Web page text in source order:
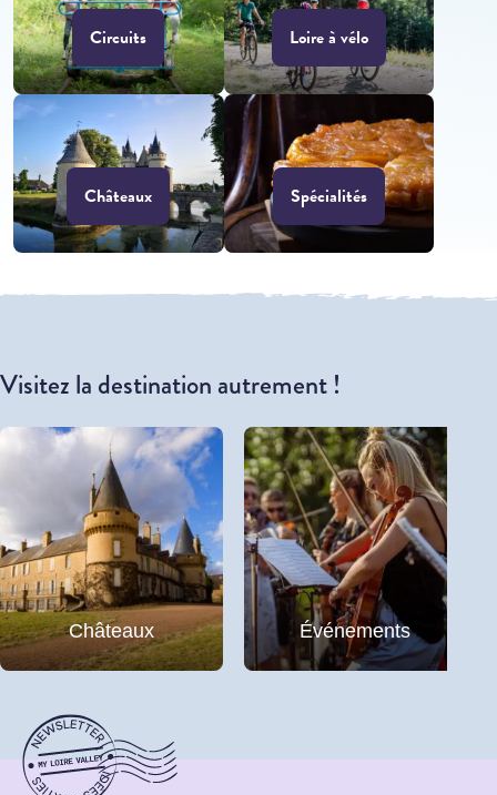
Circuits Loire à vélo
Châteaux Spécialités
Visitez la destination autrement !
Châteaux Événements